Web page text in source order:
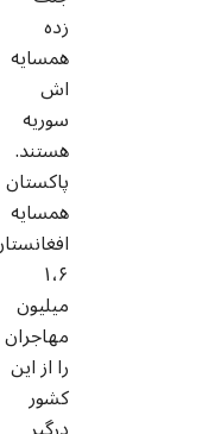
زده
همسایه
اش
سوریه
هستند.
پاکستان
همسایه
۱،۶
میلیون
مهاجران
را از این
کشور